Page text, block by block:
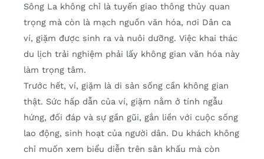
Sông La không chỉ là tuyến giao thông thủy quan
trọng mà còn là mạch nguồn văn hóa, nơi Dân ca
ví, giặm được sinh ra và nuôi dưỡng. Việc khai thác
du lịch trải nghiệm phải lấy không gian văn hóa này
làm trọng tâm.
Trước hết, ví, giặm là di sản sống cần không gian
thật. Sức hấp dẫn của ví, giặm nằm ở tính ngẫu
hứng, đối đáp và sự gần gũi, gắn liền với cuộc sống
lao động, sinh hoạt của người dân. Du khách không
chỉ muốn xem biểu diễn trên sân khấu mà còn